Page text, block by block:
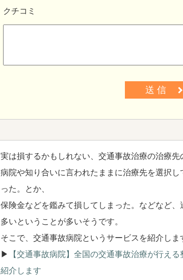
クチコミ
送 信
実は損するかもしれない、交通事故治療の治療先
病院や知り合いに言われたままに治療先を選択
った。とか、
保険金などを鑑みて損してしまった。などなど
多いということが多いそうです。
そこで、交通事故病院というサービスを紹介しま
▶
【交通事故病院】全国の交通事故治療が行え
紹介します